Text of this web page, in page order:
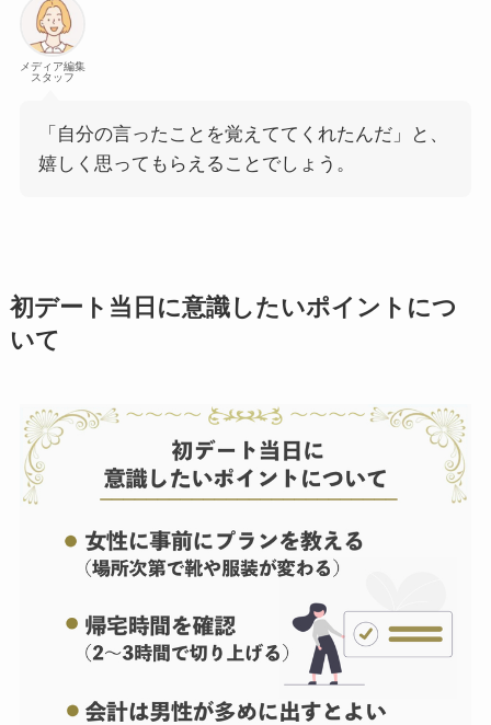
メディア編集
スタッフ
「自分の言ったことを覚えててくれたんだ」と、
嬉しく思ってもらえることでしょう。
初デート当日に意識したいポイントにつ
いて